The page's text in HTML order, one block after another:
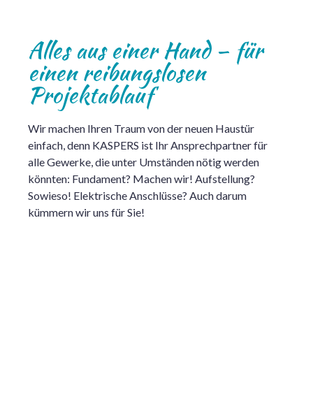
Alles aus einer Hand – für
einen reibungslosen
Projektablauf
Wir machen Ihren Traum von der neuen Haustür
einfach, denn KASPERS ist Ihr Ansprechpartner für
alle Gewerke, die unter Umständen nötig werden
könnten: Fundament? Machen wir! Aufstellung?
Sowieso! Elektrische Anschlüsse? Auch darum
kümmern wir uns für Sie!